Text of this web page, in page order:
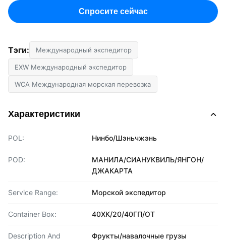
Спросите сейчас
Тэги: Международный экспедитор
EXW Международный экспедитор
WCA Международная морская перевозка
Характеристики
POL: Нинбо/Шэньчжэнь
POD:
МАНИЛА/СИАНУКВИЛЬ/ЯНГОН/
ДЖАКАРТА
Service Range: Морской экспедитор
Container Box: 40ХК/20/40ГП/ОТ
Description And
Фрукты/навалочные грузы